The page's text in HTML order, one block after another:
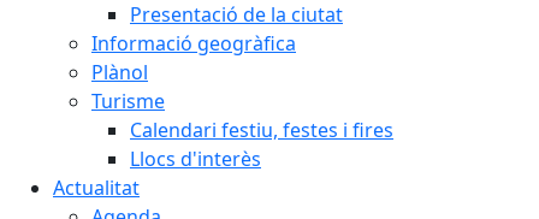
Presentació de la ciutat
Informació geogràfica
Plànol
Turisme
Calendari festiu, festes i fires
Llocs d'interès
Actualitat